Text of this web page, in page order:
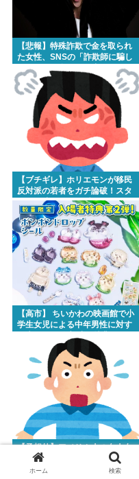
【悲報】特殊詐欺で金を取られ
た女性、SNSの「詐欺師に騙し
取られたお金、取り戻せま
す」」に釣られさらに240万円失
うwww
【ブチギレ】ホリエモンが移民
反対派の若者をガチ論破！スタ
ジオが凍りついた瞬間がヤバす
ぎる…
【高市】 ちいかわの映画館で小
学生女児による中年男性に対す
【予想外】アメリカ人の白人女
に先祖を聞いたら衝撃的なこと
を言い出した
ホーム 検索